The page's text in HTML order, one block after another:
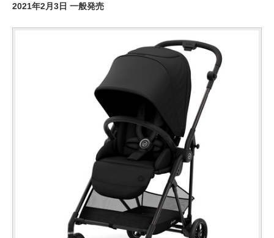
2021年2月3日 一般発売